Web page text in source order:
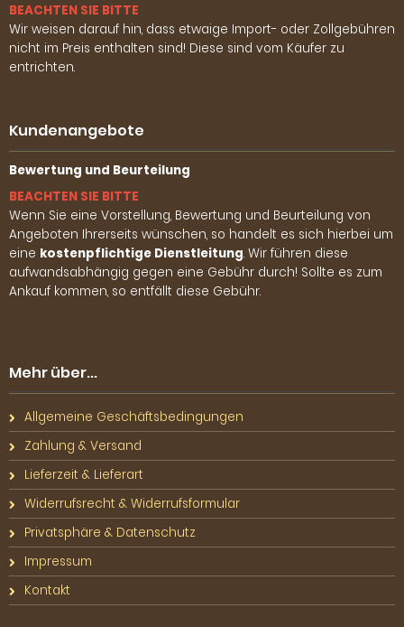
BEACHTEN SIE BITTE
Wir weisen darauf hin, dass etwaige Import- oder Zollgebühren
nicht im Preis enthalten sind! Diese sind vom Käufer zu
entrichten.
Kundenangebote
Bewertung und Beurteilung
BEACHTEN SIE BITTE
Wenn Sie eine Vorstellung, Bewertung und Beurteilung von
Angeboten Ihrerseits wünschen, so handelt es sich hierbei um
eine kostenpflichtige Dienstleitung. Wir führen diese
aufwandsabhängig gegen eine Gebühr durch! Sollte es zum
Ankauf kommen, so entfällt diese Gebühr.
Mehr über...
Allgemeine Geschäftsbedingungen
Zahlung & Versand
Lieferzeit & Lieferart
Widerrufsrecht & Widerrufsformular
Privatsphäre & Datenschutz
Impressum
Kontakt